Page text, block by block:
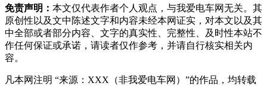
免责声明： 本文仅代表作者个人观点，与我爱电车网无关。其
原创性以及文中陈述文字和内容未经本网证实，对本文以及其
中全部或者部分内容、文字的真实性、完整性、及时性本站不
作任何保证或承诺，请读者仅作参考，并请自行核实相关内
容。
凡本网注明 “来源：XXX（非我爱电车网）”的作品，均转载